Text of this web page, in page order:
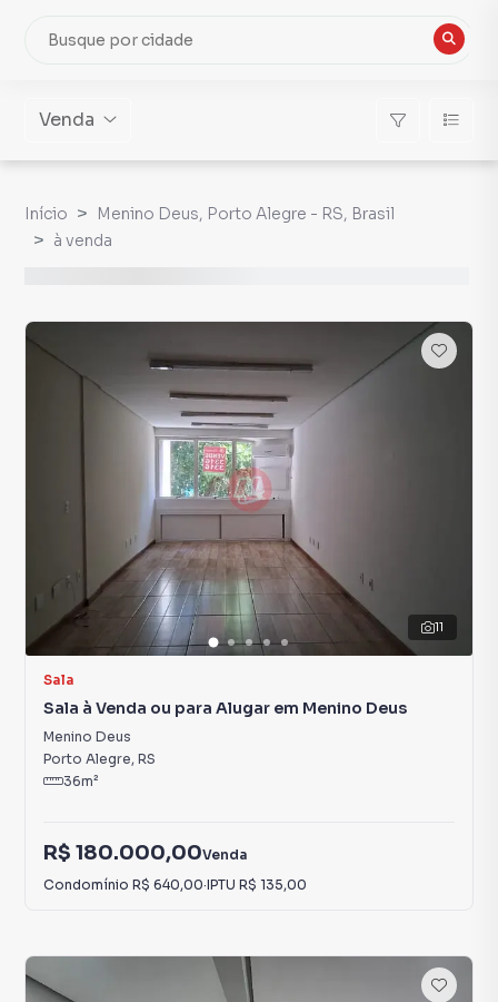
Venda
Início
Menino Deus, Porto Alegre - RS, Brasil
à venda
11
Sala
Sala à Venda ou para Alugar em Menino Deus
Menino Deus
Porto Alegre, RS
36m²
R$ 180.000,00Venda
Condomínio R$ 640,00·IPTU R$ 135,00